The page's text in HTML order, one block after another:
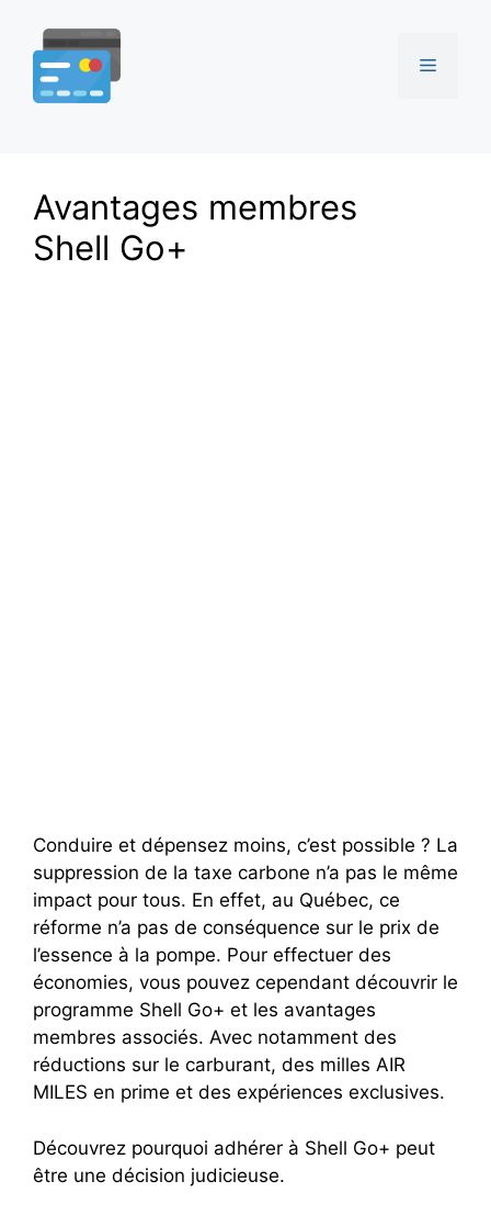
contenu
Menu
Avantages membres
Shell Go+
Conduire et dépensez moins, c’est possible ? La
suppression de la taxe carbone n’a pas le même
impact pour tous. En effet, au Québec, ce
réforme n’a pas de conséquence sur le prix de
l’essence à la pompe. Pour effectuer des
économies, vous pouvez cependant découvrir le
programme Shell Go+ et les avantages
membres associés. Avec notamment des
réductions sur le carburant, des milles AIR
MILES en prime et des expériences exclusives.
Découvrez pourquoi adhérer à Shell Go+ peut
être une décision judicieuse.